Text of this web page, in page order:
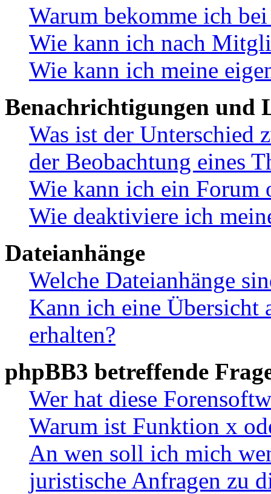
Warum bekomme ich
Wie kann ich nach
Wie kann ich meine
Benachrichtigungen und
Was ist der Unterschied
der Beobachtung eines
Wie kann ich ein Forum
Wie deaktiviere ich
Dateianhänge
Welche Dateianhänge
Kann ich eine Übersicht
erhalten?
phpBB3 betreffende
Wer hat diese
Warum ist Funktion x
An wen soll ich mich
juristische Anfragen zu